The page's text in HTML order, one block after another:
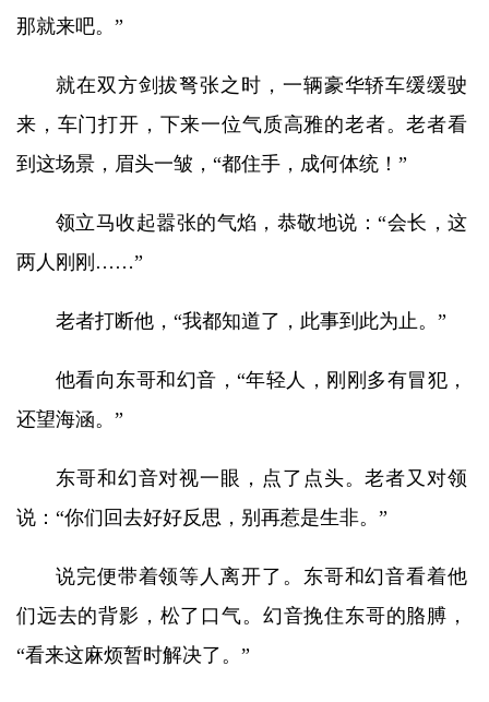
那就来吧。”
就在双方剑拔弩张之时，一辆豪华轿车缓缓驶
来，车门打开，下来一位气质高雅的老者。老者看
到这场景，眉头一皱，“都住手，成何体统！”
领立马收起嚣张的气焰，恭敬地说：“会长，这
两人刚刚……”
老者打断他，“我都知道了，此事到此为止。”
他看向东哥和幻音，“年轻人，刚刚多有冒犯，
还望海涵。”
东哥和幻音对视一眼，点了点头。老者又对领
说：“你们回去好好反思，别再惹是生非。”
说完便带着领等人离开了。东哥和幻音看着他
们远去的背影，松了口气。幻音挽住东哥的胳膊，
“看来这麻烦暂时解决了。”